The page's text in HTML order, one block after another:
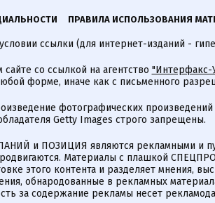
ПРАВИЛА ИСПОЛЬЗОВАНИЯ
ссылки (для интернет-изданий -
со ссылкой на агентство "Интерфакс-
форме, иначе как с письменного
фотографических
Getty Images строго запрещены.
и ПОЗИЦИЯ являются рекламными и
Материалы с плашкой
этого контента и разделяет мнения,
обнародованные в рекламных
за содержание рекламы несет